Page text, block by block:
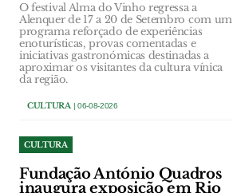
O festival Alma do Vinho regressa a
Alenquer de 17 a 20 de Setembro com um
programa reforçado de experiências
enoturísticas, provas comentadas e
iniciativas gastronómicas destinadas a
aproximar os visitantes da cultura vínica
da região.
CULTURA| 06-08-2026
CULTURA
Fundação António Quadros
inaugura exposição em Rio